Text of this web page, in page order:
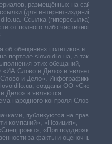
размещённых на сайте,
(для интернет-изданий —
Ссылка (гиперссылка)
от полного либо частичного
об обещаниях политиков и
портале slovoidilo.ua, а также
этих обещаний,
Слово и Дело» и является
и Дело». Инфографики,
созданы ОО «Система
и Дело» и являются
народного контроля Слово и
публикуются на правах
компаний», «Позиция»,
«При поддержке».
за факты и оценочные